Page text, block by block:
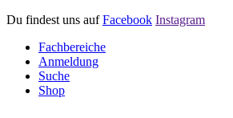
Du findest uns aufFacebook Instagram
Fachbereiche
Anmeldung
Suche
Shop